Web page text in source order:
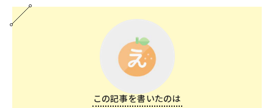
この記事を書いたのは